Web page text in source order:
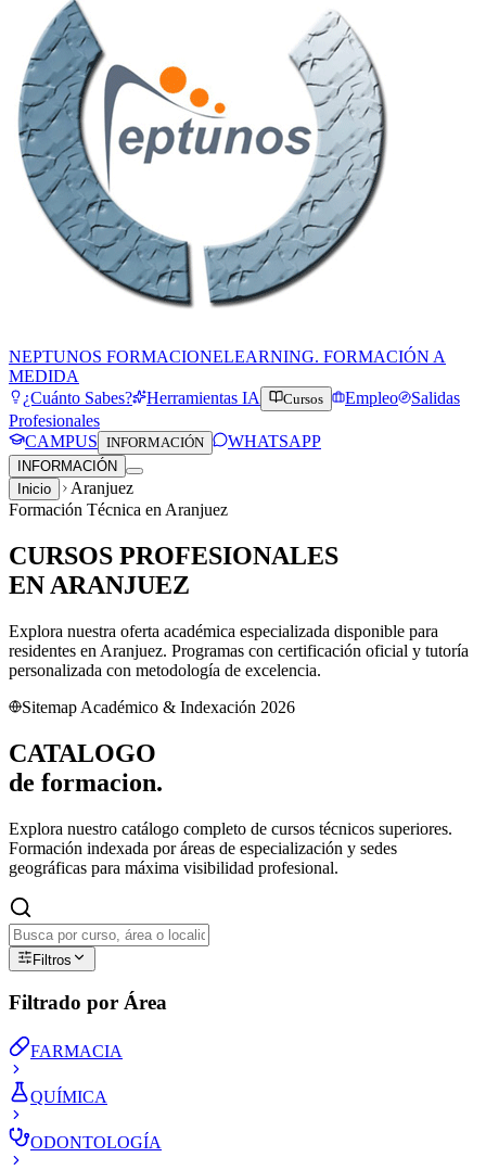
NEPTUNOS FORMACIONELEARNING. FORMACIÓN A
MEDIDA
¿Cuánto Sabes?
Herramientas IA Cursos Empleo
Salidas
Profesionales
CAMPUS INFORMACIÓN WHATSAPP
INFORMACIÓN
Inicio
Aranjuez
Formación Técnica en Aranjuez
CURSOS PROFESIONALES
EN ARANJUEZ
Explora nuestra oferta académica especializada disponible para
residentes en Aranjuez. Programas con certificación oficial y tutoría
personalizada con metodología de excelencia.
Sitemap Académico & Indexación 2026
CATALOGO
de formacion.
Explora nuestro catálogo completo de cursos técnicos superiores.
Formación indexada por áreas de especialización y sedes
geográficas para máxima visibilidad profesional.
Filtros
Filtrado por Área
FARMACIA
QUÍMICA
ODONTOLOGÍA